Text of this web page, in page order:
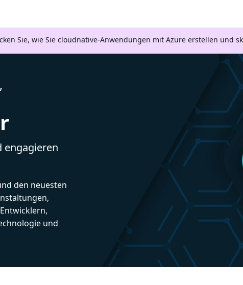
Sie, wie Sie cloudnative-Anwendungen mit Azure erstellen und
engagieren
den neuesten
und